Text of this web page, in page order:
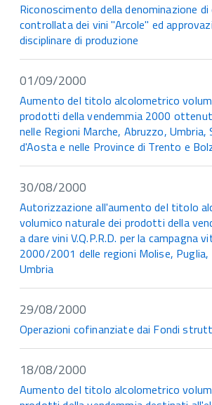
Riconoscimento della denominazione di
controllata dei vini "Arcole" ed
disciplinare di produzione
01/09/2000
Aumento del titolo alcolometrico
prodotti della vendemmia 2000
nelle Regioni Marche, Abruzzo, Umbria,
d'Aosta e nelle Province di Trento e
30/08/2000
Autorizzazione all'aumento del titolo
volumico naturale dei prodotti della
a dare vini V.Q.P.R.D. per la campagna
2000/2001 delle regioni Molise,
Umbria
29/08/2000
Operazioni cofinanziate dai Fondi
18/08/2000
Aumento del titolo alcolometrico